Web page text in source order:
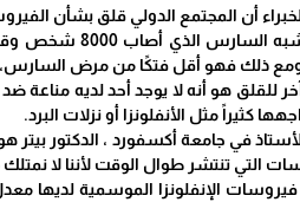
أن المجتمع الدولي قلق بشأن
فهو أقل فتكًا من مرض السارس، الذي قتل حوالي واحد من كل 10 أشخاص ، مقارنة
للقلق هو أنه لا يوجد أحد لديه مناعة
كثيراً مثل الأنفلونزا أو نزلات البرد.
في جامعة أكسفورد ، الدكتور
التي تنتشر طوال الوقت لأننا لا